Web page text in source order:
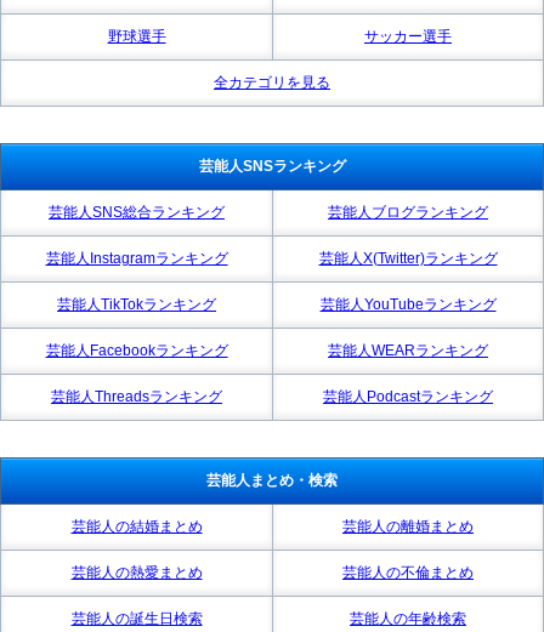
野球選手 サッカー選手
全カテゴリを見る
芸能人SNSランキング
芸能人SNS総合ランキング 芸能人ブログランキング
芸能人Instagramランキング 芸能人X(Twitter)ランキング
芸能人TikTokランキング 芸能人YouTubeランキング
芸能人Facebookランキング 芸能人WEARランキング
芸能人Threadsランキング 芸能人Podcastランキング
芸能人まとめ・検索
芸能人の結婚まとめ 芸能人の離婚まとめ
芸能人の熱愛まとめ 芸能人の不倫まとめ
芸能人の誕生日検索 芸能人の年齢検索